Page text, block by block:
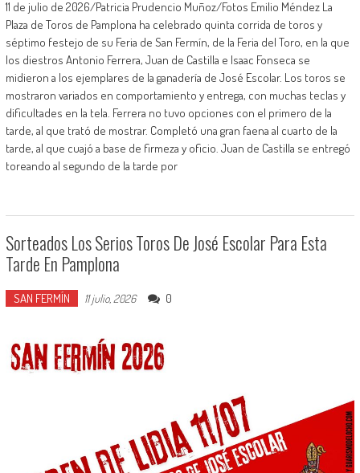
11 de julio de 2026/Patricia Prudencio Muñoz/Fotos Emilio Méndez La
Plaza de Toros de Pamplona ha celebrado quinta corrida de toros y
séptimo festejo de su Feria de San Fermín, de la Feria del Toro, en la que
los diestros Antonio Ferrera, Juan de Castilla e Isaac Fonseca se
midieron a los ejemplares de la ganadería de José Escolar. Los toros se
mostraron variados en comportamiento y entrega, con muchas teclas y
dificultades en la tela. Ferrera no tuvo opciones con el primero de la
tarde, al que trató de mostrar. Completó una gran faena al cuarto de la
tarde, al que cuajó a base de firmeza y oficio. Juan de Castilla se entregó
toreando al segundo de la tarde por
Sorteados Los Serios Toros De José Escolar Para Esta
Tarde En Pamplona
SAN FERMÍN 11 julio, 2026 0